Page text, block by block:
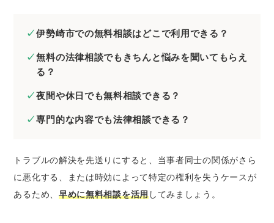
伊勢崎市の弁護士に刑事事件の無料法律相談
をしたいとき
伊勢崎市の弁護士にネットトラブルの無料法
律相談をしたいとき
伊勢崎市の弁護士に無料相談するときのコツ
証拠や資料を集めておく
弁護士費用を必ず聞いておく
伊勢崎市で法律問題を解決するときの弁護士の
伊勢崎市での無料相談はどこで利用できる？
無料の法律相談でもきちんと悩みを聞いてもらえ
る？
夜間や休日でも無料相談できる？
専門的な内容でも法律相談できる？
トラブルの解決を先送りにすると、当事者同士の関係がさら
に悪化する、または時効によって特定の権利を失うケースが
あるため、 早めに無料相談を活用してみましょう。